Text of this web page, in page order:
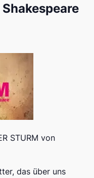
STURM von
das über uns